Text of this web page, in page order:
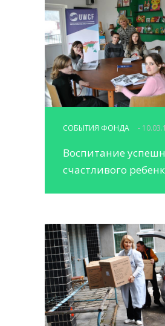
СОБЫТИЯ ФОНДА -
Воспитание
счастливого